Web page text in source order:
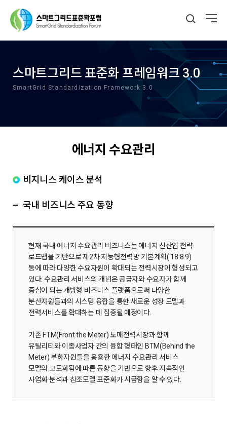
스마트그리드 표준화 프레임워크 3.0
SmartGrid Standardization Framework 3.0
에너지 수요관리
비지니스 케이스 분석
국내 비즈니스 주요 동향
현재 국내 에너지 수요관리 비즈니스는 에너지 신산업 전략
로드맵을 기반으로 제2차 지능형전력망 기본계획(‘18.8.9)
등에 따라 다양한 수요자원이 확대되는 전력시장이 형성되고
있다. 수요관리 서비스의 개념은 공급자와 수요자가 함께
중심이 되는 개방형 비즈니스 플랫폼으로써 다양한
분산자원들과의 시스템 융합을 통한 새로운 성장 모델과
전력서비스를 확대하는 데 집중될 예정이다.
기존 FTM(Front the Meter) 도매전력시장과 함께
유틸리티와 이종사업자 간의 융합 형태인 BTM(Behind the
Meter) 부하자원들을 응용한 에너지 수요관리 서비스
모델의 고도화됨에 따른 동향을 기반으로 향후 지속적인
사업화 분석과 참조모델 표준화가 시급함을 알 수 있다.